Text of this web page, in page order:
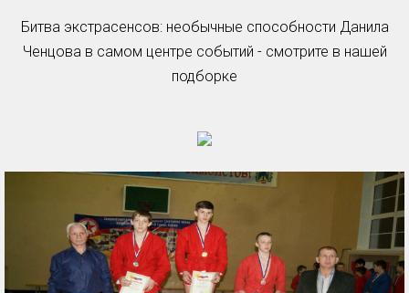
Битва экстрасенсов: необычные способности Данила
Ченцова в самом центре событий - смотрите в нашей
подборке